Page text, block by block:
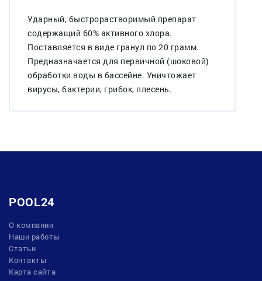
Ударный, быстрорастворимый препарат
содержащий 60% активного хлора.
Поставляется в виде гранул по 20 грамм.
Предназначается для первичной (шоковой)
обработки воды в бассейне. Уничтожает
вирусы, бактерии, грибок, плесень.
POOL24
О компании
Наши работы
Статьи
Контакты
Карта сайта